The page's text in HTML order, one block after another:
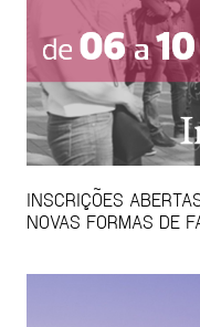
INSCRIÇÕES
NOVAS FORMAS DE